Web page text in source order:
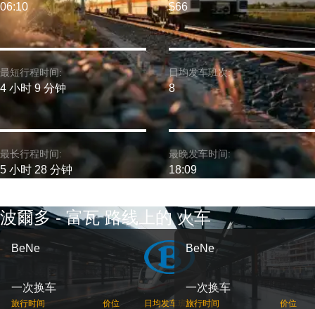
最短行程时间:
4 小时 9 分钟
06:10
最长行程时间:
5 小时 28 分钟
$66
日均发车班次:
8
最晚发车时间:
18:09
波爾多 - 富瓦 路线上的 火车
BeNe
一次换车
旅行时间 价位 日均发车班次
BeNe
一次换车
旅行时间 价位